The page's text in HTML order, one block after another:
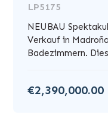
LP5175
NEUBAU
Verkauf in
Badezimmern.
€2,390,000.00